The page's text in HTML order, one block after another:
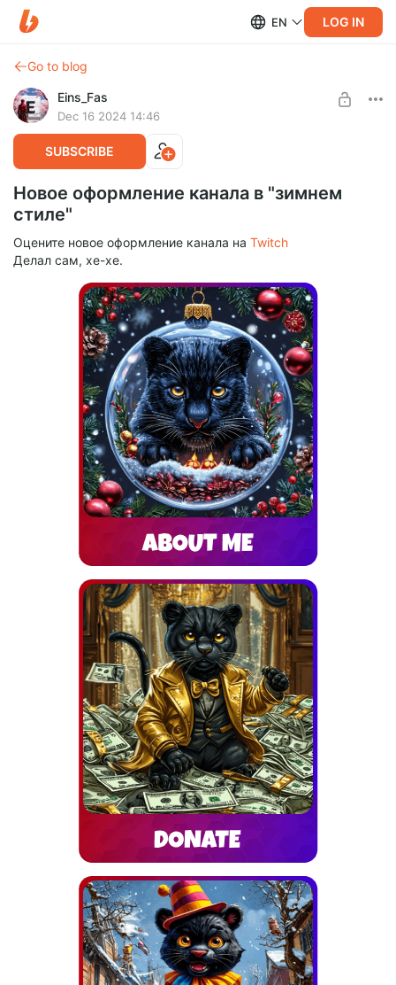
EN LOG IN
Go to blog
Eins_Fas
Dec 16 2024 14:46
SUBSCRIBE
Новое оформление канала в "зимнем
стиле"
Оцените новое оформление канала на Twitch
Делал сам, хе-хе.